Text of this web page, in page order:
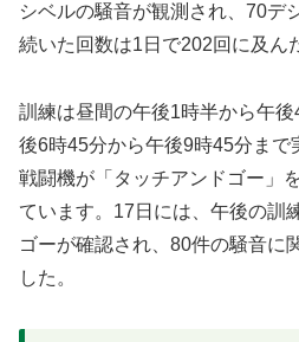
シベルの騒音が観測され、70デ
続いた回数は1日で202回に及ん
訓練は昼間の午後1時半から午
後6時45分から午後9時45分まで
戦闘機が「タッチアンドゴー」
ています。17日には、午後の訓
ゴーが確認され、80件の騒音に
した。